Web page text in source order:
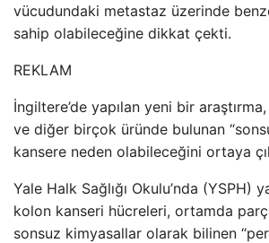
vücudundaki metastaz üzerinde
sahip olabileceğine dikkat çekti.
REKLAM
İngiltere’de yapılan yeni bir
ve diğer birçok üründe bulunan
kansere neden olabileceğini ortaya
Yale Halk Sağlığı Okulu’nda (YSPH)
kolon kanseri hücreleri, ortamda
sonsuz kimyasallar olarak bilinen